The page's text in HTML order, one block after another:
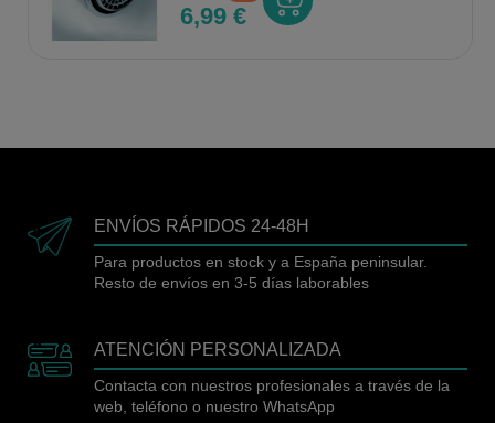
6,99 €
ENVÍOS RÁPIDOS 24-48H
Para productos en stock y a España peninsular.
Resto de envíos en 3-5 días laborables
ATENCIÓN PERSONALIZADA
Contacta con nuestros profesionales a través de la
web, teléfono o nuestro WhatsApp